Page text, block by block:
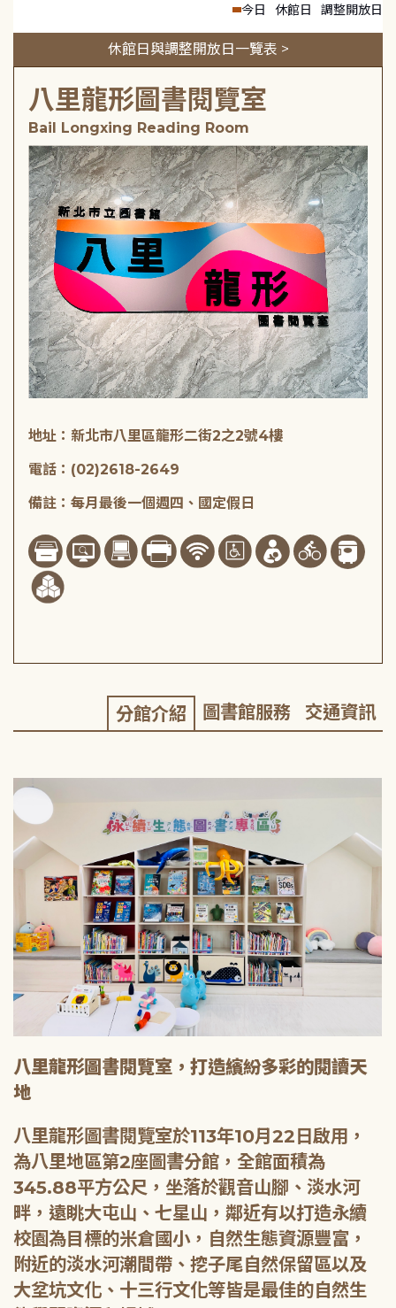
今日 休館日 調整開放日
休館日與調整開放日一覽表 >
八里龍形圖書閱覽室
Bail Longxing Reading Room
地址：新北市八里區龍形二街2之2號4樓
電話：(02)2618-2649
備註：每月最後一個週四、國定假日
分館介紹 圖書館服務 交通資訊
八里龍形圖書閱覽室，打造繽紛多彩的閱讀天
地
八里龍形圖書閱覽室於113年10月22日啟用，
為八里地區第2座圖書分館，全館面積為
345.88平方公尺，坐落於觀音山腳、淡水河
畔，遠眺大屯山、七星山，鄰近有以打造永續
校園為目標的米倉國小，自然生態資源豐富，
附近的淡水河潮間帶、挖子尾自然保留區以及
大坌坑文化、十三行文化等皆是最佳的自然生